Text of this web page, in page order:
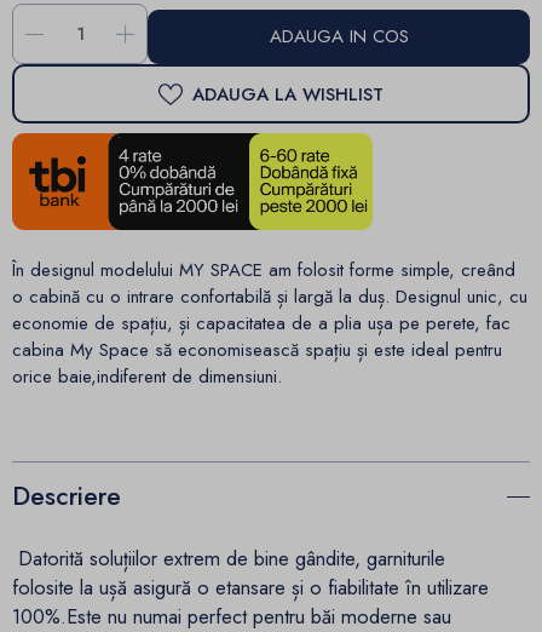
- + ADAUGA IN COS
ADAUGA LA WISHLIST
În designul modelului MY SPACE am folosit forme simple, creând
o cabină cu o intrare confortabilă și largă la duș. Designul unic, cu
economie de spațiu, și capacitatea de a plia ușa pe perete, fac
cabina My Space să economisească spațiu și este ideal pentru
orice baie,indiferent de dimensiuni.
Descriere
Datorită soluțiilor extrem de bine gândite, garniturile
folosite la ușă asigură o etansare și o fiabilitate în utilizare
100%.Este nu numai perfect pentru băi moderne sau